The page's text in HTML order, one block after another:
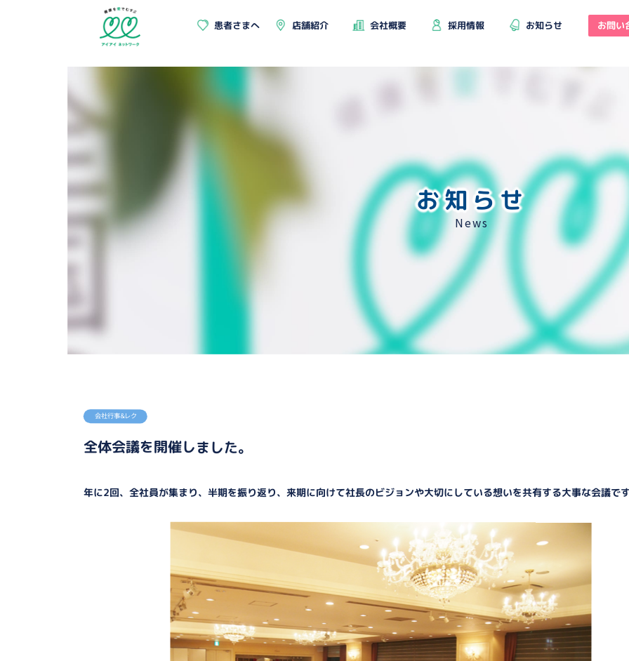
患者さまへ 店舗紹介 会社概要 採用情報 お知らせ お問い
お知らせ
News
会社行事＆レク
全体会議を開催しました。
年に2回、全社員が集まり、半期を振り返り、来期に向けて社長のビジョンや大切にしている想いを共有する大事な会議で